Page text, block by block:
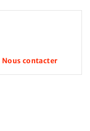
Nous contacter